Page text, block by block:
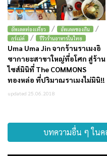
อัพเดตท่องเที่ยว / อัพเดตของกิน /
กูร์เม่ต์ / รีวิวร้านอาหารในไทย
Uma Uma Jin จากร้านราเมงอิ
ซากายะสาขาใหญ่ที่อโศก สู่ร้าน
ไซส์มินิที่ The COMMONS
ทองหล่อ ที่ปริมาณราเมงไม่มินิ!!
updated 25.06.2018
บทความอื่น ๆ ในค